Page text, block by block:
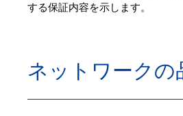
する保証内容を示します。
ネットワークの